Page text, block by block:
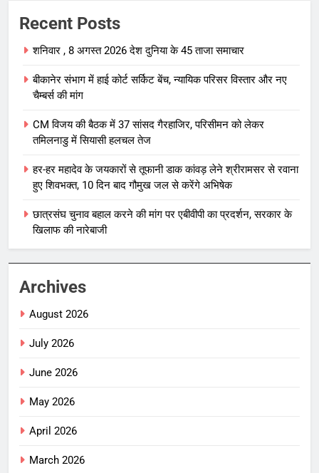
Recent Posts
शनिवार , 8 अगस्त 2026 देश दुनिया के 45 ताजा समाचार
बीकानेर संभाग में हाई कोर्ट सर्किट बेंच, न्यायिक परिसर विस्तार और नए
चैम्बर्स की मांग
CM विजय की बैठक में 37 सांसद गैरहाजिर, परिसीमन को लेकर
तमिलनाडु में सियासी हलचल तेज
हर-हर महादेव के जयकारों से तूफानी डाक कांवड़ लेने श्रीरामसर से रवाना
हुए शिवभक्त, 10 दिन बाद गौमुख जल से करेंगे अभिषेक
छात्रसंघ चुनाव बहाल करने की मांग पर एबीवीपी का प्रदर्शन, सरकार के
खिलाफ की नारेबाजी
Archives
August 2026
July 2026
June 2026
May 2026
April 2026
March 2026